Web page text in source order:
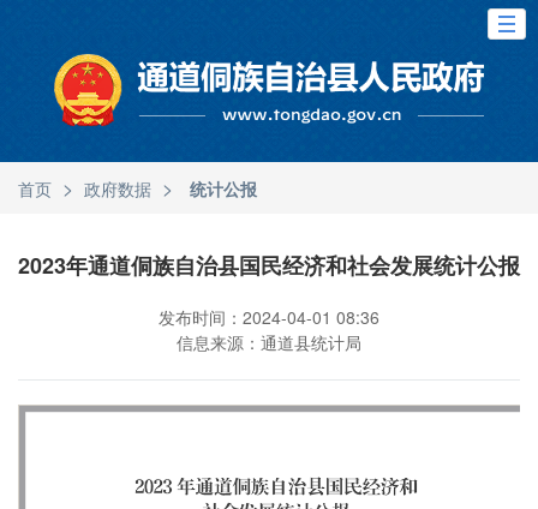
首页 > 政府数据 > 统计公报
2023年通道侗族自治县国民经济和社会发展统计公报
发布时间：2024-04-01 08:36
信息来源：通道县统计局